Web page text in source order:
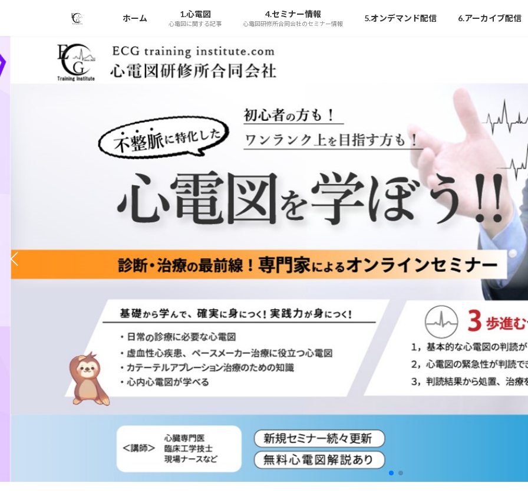
テ
ツ
へ
ゲ
シ
ョ
ホーム 1.心電図
心電図に関する記事
4.セミナー情報
心電図研修所合同会社のセミナー情報
5.オンデマンド配信 6.アーカイブ配信